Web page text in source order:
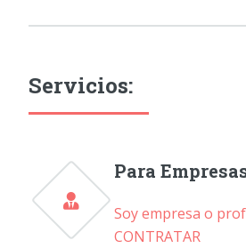
Servicios:
Para
Soy empresa o
CONTRATAR